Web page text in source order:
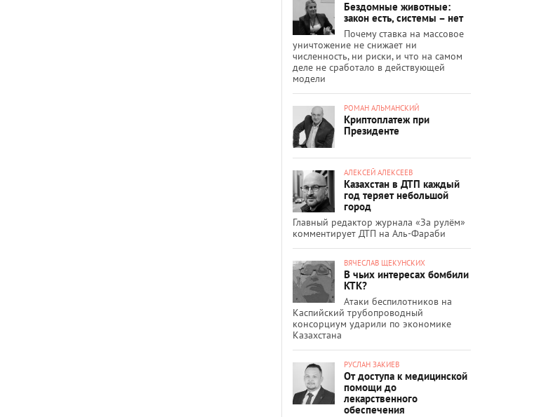
Бездомные животные:
закон есть, системы – нет
Почему ставка на массовое
уничтожение не снижает ни
численность, ни риски, и что на самом
деле не сработало в действующей
модели
РОМАН АЛЬМАНСКИЙ
Криптоплатеж при
Президенте
АЛЕКСЕЙ АЛЕКСЕЕВ
Казахстан в ДТП каждый
год теряет небольшой
город
Главный редактор журнала «За рулём»
комментирует ДТП на Аль-Фараби
ВЯЧЕСЛАВ ЩЕКУНСКИХ
В чьих интересах бомбили
КТК?
Атаки беспилотников на
Каспийский трубопроводный
консорциум ударили по экономике
Казахстана
РУСЛАН ЗАКИЕВ
От доступа к медицинской
помощи до
лекарственного
обеспечения